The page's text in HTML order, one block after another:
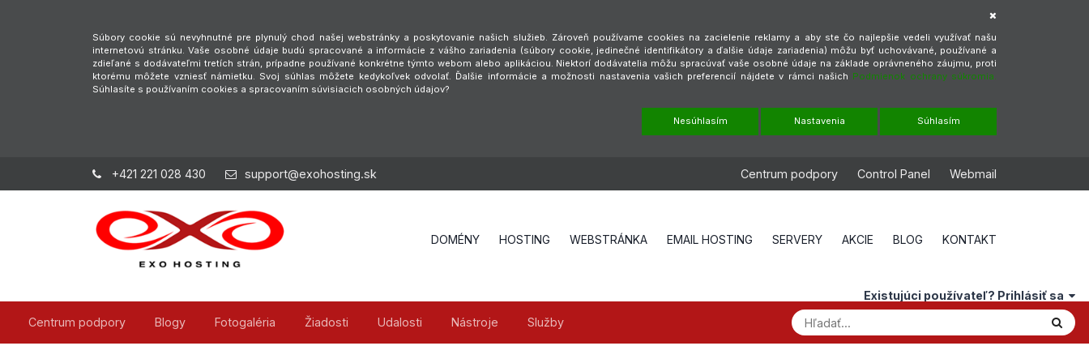
Súbory cookie sú nevyhnutné pre plynulý chod našej webstránky a poskytovanie našich služieb. Zároveň používame cookies na zacielenie reklamy a aby ste čo najlepšie vedeli využívať našu
internetovú stránku. Vaše osobné údaje budú spracované a informácie z vášho zariadenia (súbory cookie, jedinečné identifikátory a ďalšie údaje zariadenia) môžu byť uchovávané, používané a
zdieľané s dodávateľmi tretích strán, prípadne používané konkrétne týmto webom alebo aplikáciou. Niektorí dodávatelia môžu spracúvať vaše osobné údaje na základe oprávneného záujmu, proti
ktorému môžete vzniesť námietku. Svoj súhlas môžete kedykoľvek odvolať. Ďalšie informácie a možnosti nastavenia vašich preferencií nájdete v rámci našich Podmienok ochrany súkromia.
Súhlasíte s používaním cookies a spracovaním súvisiacich osobných údajov?
Nesúhlasím Nastavenia Súhlasím
+421 221 028 430 support@exohosting.sk Centrum podpory Control Panel Webmail
DOMÉNY HOSTING WEBSTRÁNKA EMAIL HOSTING SERVERY AKCIE BLOG KONTAKT
Existujúci používateľ? Prihlásiť sa
Centrum podpory
Blogy Fotogaléria Žiadosti Udalosti Nástroje Služby